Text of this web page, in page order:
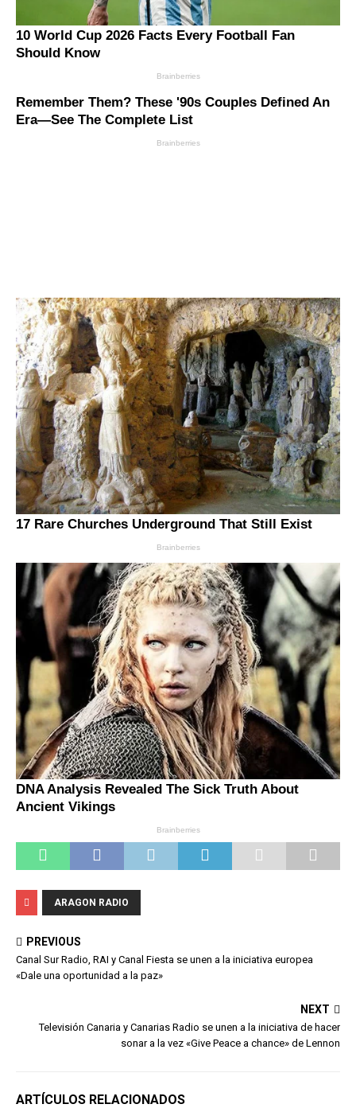
ARAGON RADIO
PREVIOUS
Canal Sur Radio, RAI y Canal Fiesta se unen a la iniciativa europea
«Dale una oportunidad a la paz»
NEXT
Televisión Canaria y Canarias Radio se unen a la iniciativa de hacer
sonar a la vez «Give Peace a chance» de Lennon
ARTÍCULOS RELACIONADOS